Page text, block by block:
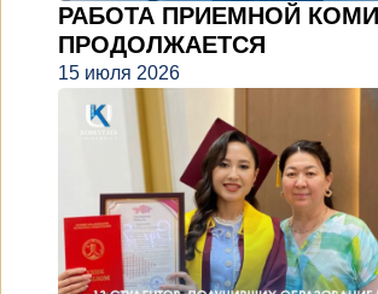
РАБОТА ПРИЕМНОЙ
ПРОДОЛЖАЕТСЯ
15 июля 2026